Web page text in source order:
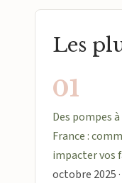
Les
01
Des pompes
France :
impacter vos
octobre 2025